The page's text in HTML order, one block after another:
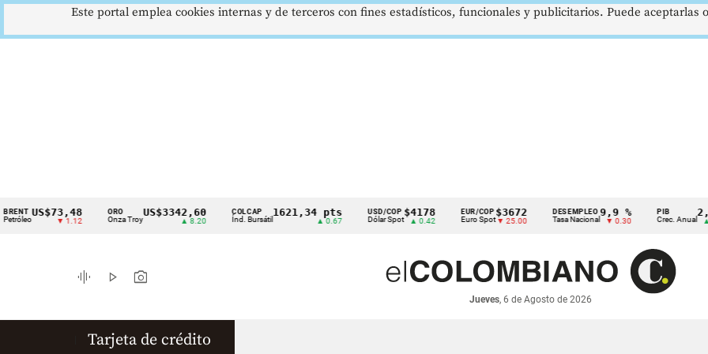
Cintillo
indicadores
económicos
US$73,48
▼ 1.12 Onza Troy
US$3342,60
▲ 8.20
COLCAP
Índ. Bursátil
1621,34 pts
▲ 0.67
USD/COP
Dólar Spot
$4178
▲ 0.42
EUR/COP
Euro Spot
$3672
▼ 25.00
DESEMPLEO
Tasa Nacional
9,9 %
▼ 0.30 Crec. Anual
2,8 %
▲ 0.10
graphic_eq play_arrow photo_camera
Jueves, 6 de Agosto de 2026
Tarjeta de crédito
Este portal emplea cookies internas y de terceros con fines estadísticos, funcionales y publicitarios. Puede aceptarlas